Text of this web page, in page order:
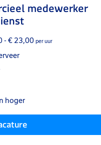
medewerker
- € 23,00 per uur
hoger